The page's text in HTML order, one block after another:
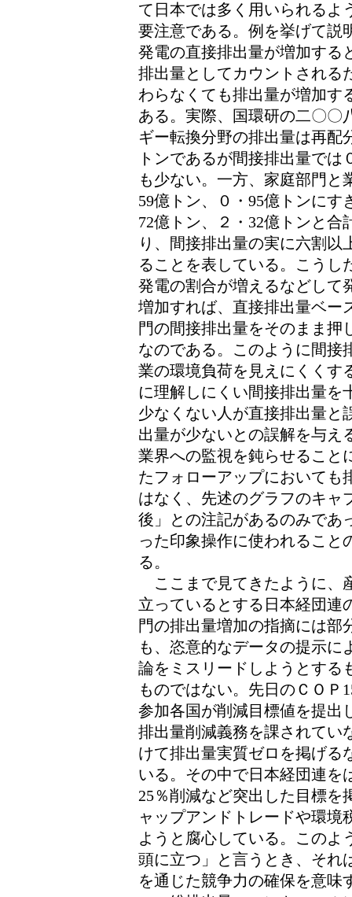
て日本では多く用いられるよ
要注意である。例を挙げて説
発電の直接排出量が増加する
排出量としてカウントされる
わらなくても排出量が増加す
ある。実際、国環研の二〇〇
ギー転換分野の排出量は再配
トンであるが間接排出量では
も少ない。一方、家庭部門と
59億トン、０・95億トンに
72億トン、２・32億トンと合
り、間接排出量の実に六割以
ることを表している。こうし
発電の割合が増えるなどして
増加すれば、直接排出量ベー
門の間接排出量をそのまま押
なのである。このように間接
業の環境負荷を見えにくくす
に理解しにくい間接排出量を
少なくない人が直接排出量と
出量が少ないとの誤解を与え
業界への監視を鈍らせること
たフォローアップにおいても
はなく、先述のグラフのキャ
後」との注記があるのみであ
った印象操作に使われること
る。
ここまで見てきたように、
立っているとする日本経団連
門の排出量増加の指摘には部
も、恣意的なデータの提示に
論をミスリードしようとする
ものではない。先日のＣＯＰ
参加各国が削減目標値を提出
排出量削減義務を課されてい
けて排出量実質ゼロを掲げる
いる。その中で日本経団連を
25％削減など突出した目標を
ャップアンドトレードや環境
ようと腐心している。このよ
頭に立つ」と言うとき、それ
を通じた競争力の確保を意味